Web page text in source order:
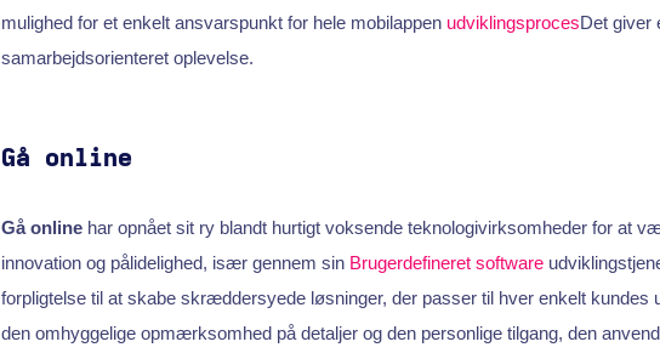
mulighed for et enkelt ansvarspunkt for hele mobilappen udviklingsprocesDet giver
samarbejdsorienteret oplevelse.
Gå online
Gå onlinehar opnået sit ry blandt hurtigt voksende teknologivirksomheder for at
innovation og pålidelighed, især gennem sin Brugerdefineret software
forpligtelse til at skabe skræddersyede løsninger, der passer til hver enkelt kundes
den omhyggelige opmærksomhed på detaljer og den personlige tilgang, den